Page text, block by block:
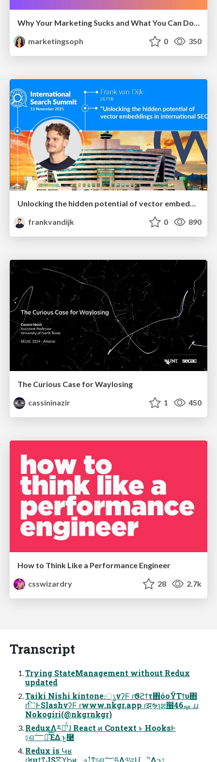
marketingsoph
0 350
Unlocking the hidden potential of vector embeddings in international SEO
frankvandijk
0 890
The Curious Case for Waylosing
cassininazir
1 450
How to Think Like a Performance Engineer
csswizardry
28 2.7k
Transcript
Trying StateManagement without Redux
updated
Taiki Nishi kintone։ൃνʔϜ ɾϑϩϯτ΋όοΫΤϯυ΋
ɾि̍ͰSlashνʔϜ ɾwww.nkgr.app ɾझຯɿ೫໦ࡔ46 ɹɹ
Nokogiri(@nkgrnkgr)
ReduxΛར༻ͤͣʹɺ React ͷ Context ͱ HooksͰ
ঢ়ଶ؅ཧͯ͠ΈΔ ͱ͍͏࿩
Redux is Կʁ
ɾϞμϯͳJSΞϓϦͷෳࡶͳঢ়ଶ؅ཧΛ༧ଌՄೳʹ͢Δػߏ